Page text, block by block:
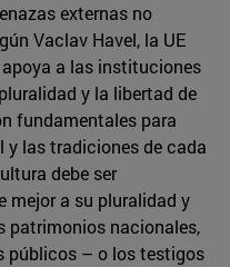
externas no
Vaclav Havel, la UE
a las instituciones
y la libertad de
fundamentales para
y las tradiciones de cada
debe ser
mejor a su pluralidad y
patrimonios nacionales,
públicos – o los testigos